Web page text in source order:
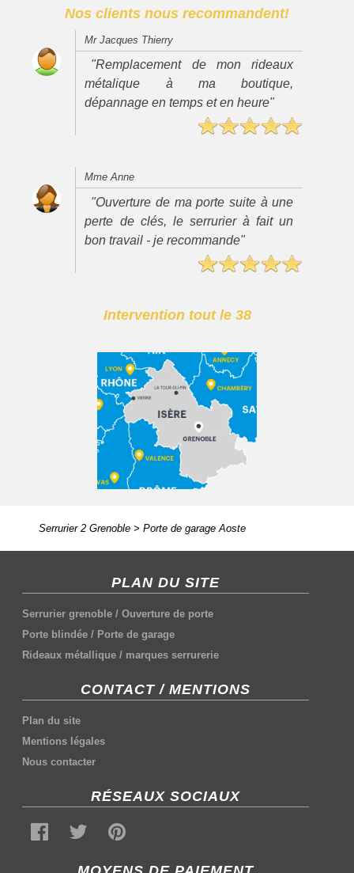
Nos clients nous recommandent!
Mr Jacques Thierry
"Remplacement de mon rideaux
métalique à ma boutique,
dépannage en temps et en heure"
Mme Anne
"Ouverture de ma porte suite à une
perte de clés, le serrurier à fait un
bon travail - je recommande"
Intervention tout le 38
Serrurier 2 Grenoble> Porte de garage Aoste
PLAN DU SITE
Serrurier grenoble /Ouverture de porte
Porte blindée / Porte de garage
Rideaux métallique / marques serrurerie
CONTACT / MENTIONS
Plan du site
Mentions légales
Nous contacter
RÉSEAUX SOCIAUX